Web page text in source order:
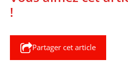
!
Partager cet article